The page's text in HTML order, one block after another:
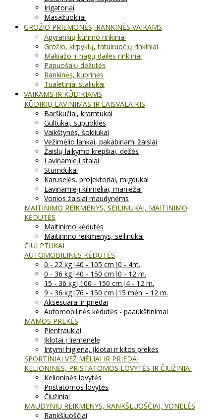
Irigatoriai
Masažuokliai
GROŽIO PRIEMONĖS, RANKINĖS VAIKAMS
Apyrankių kūrimo rinkiniai
Grožio, kirpyklų, tatuiruočių rinkiniai
Makiažo ir nagų dailės rinkiniai
Papuošalų dėžutės
Rankinės, kuprinės
Tualetiniai staliukai
VAIKAMS IR KŪDIKIAMS
KŪDIKIŲ LAVINIMAS IR LAISVALAIKIS
Barškučiai, kramtukai
Gultukai, supuoklės
Vaikštynės, šokliukai
Vežimėlio lankai, pakabinami žaislai
Žaislų laikymo krepšiai, dėžės
Lavinamieji stalai
Stumdukai
Karuselės, projektoriai, migdukai
Lavinamieji kilimėliai, maniežai
Vonios žaislai maudynėms
MAITINIMO REIKMENYS, SEILINUKAI, MAITINIMO
KĖDUTĖS
Maitinimo kėdutės
Maitinimo reikmenys, seilinukai
ČIULPTUKAI
AUTOMOBILINĖS KĖDUTĖS
0 - 22 kg|40 - 105 cm|0 - 4m.
0 - 36 kg|40 - 150 cm|0 - 12 m.
15 - 36 kg|100 - 150 cm|4 - 12 m.
9 - 36 kg|76 - 150 cm|15 mėn. - 12 m.
Aksesuarai ir priedai
Automobilinės kėdutės - paaukštinimai
MAMOS PREKĖS
Pientraukiai
Įklotai į liemenėlę
Intymi higiena, įklotai ir kitos prekės
SPORTINIAI VEŽIMĖLIAI IR PRIEDAI
KELIONINĖS, PRISTATOMOS LOVYTĖS IR ČIUŽINIAI
Kelioninės lovytės
Pristatomos lovytės
Čiužiniai
MAUDYNIŲ REIKMENYS, RANKŠLUOŠČIAI, VONELĖS
Rankšluoščiai